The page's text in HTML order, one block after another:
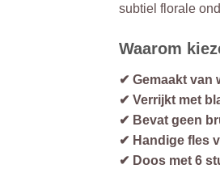
subtiel florale
Waarom
✔ Gemaakt van
✔ Verrijkt met
✔ Bevat geen
✔ Handige fles
✔ Doos met 6